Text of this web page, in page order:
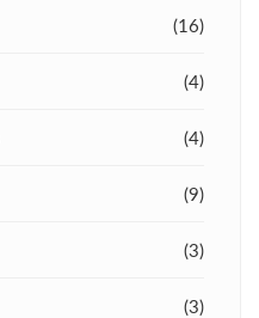
(16)
(4)
(4)
(9)
(3)
(3)